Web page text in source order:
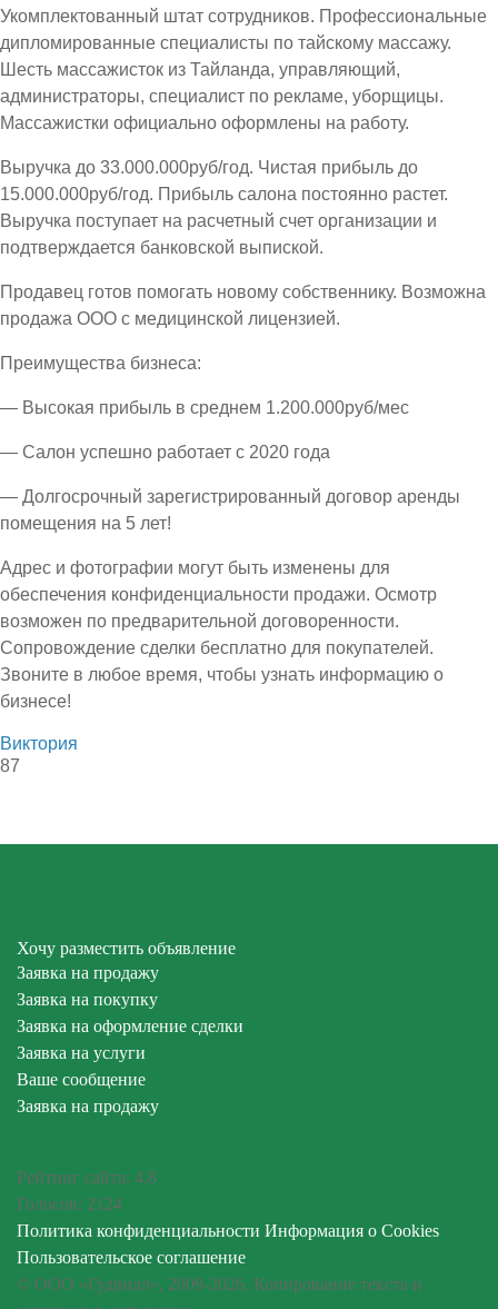
Укомплектованный штат сотрудников. Профессиональные
дипломированные специалисты по тайскому массажу.
Шесть массажисток из Тайланда, управляющий,
администраторы, специалист по рекламе, уборщицы.
Массажистки официально оформлены на работу.
Выручка до 33.000.000руб/год. Чистая прибыль до
15.000.000руб/год. Прибыль салона постоянно растет.
Выручка поступает на расчетный счет организации и
подтверждается банковской выпиской.
Продавец готов помогать новому собственнику. Возможна
продажа ООО с медицинской лицензией.
Преимущества бизнеса:
— Высокая прибыль в среднем 1.200.000руб/мес
— Салон успешно работает с 2020 года
— Долгосрочный зарегистрированный договор аренды
помещения на 5 лет!
Адрес и фотографии могут быть изменены для
обеспечения конфиденциальности продажи. Осмотр
возможен по предварительной договоренности.
Сопровождение сделки бесплатно для покупателей.
Звоните в любое время, чтобы узнать информацию о
бизнесе!
Виктория
87
Хочу разместить объявление
Заявка на продажу
Заявка на покупку
Заявка на оформление сделки
Заявка на услуги
Ваше сообщение
Заявка на продажу
Рейтинг сайта: 4.8
Голосов: 2124
Политика конфиденциальности Информация о Cookies
Пользовательское соглашение
© ООО «Гудвилл», 2009-2026. Копирование текста и